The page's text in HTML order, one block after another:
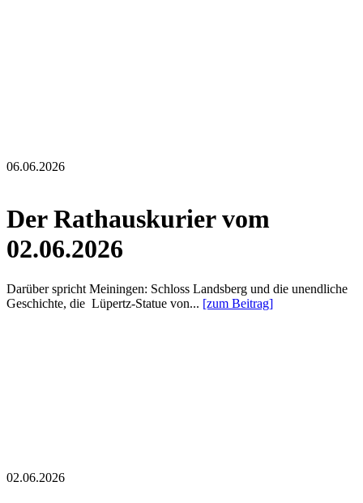
06.06.2026
Der Rathauskurier vom
02.06.2026
Darüber spricht Meiningen: Schloss Landsberg und die unendliche
Geschichte, die Lüpertz-Statue von... [zum Beitrag]
02.06.2026